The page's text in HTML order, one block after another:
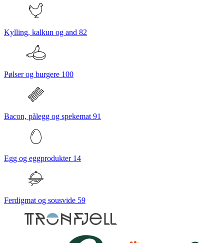
Kylling, kalkun og and 82
Pølser og burgere 100
Bacon, pålegg og spekemat 91
Egg og eggprodukter 14
Ferdigmat og sousvide 59